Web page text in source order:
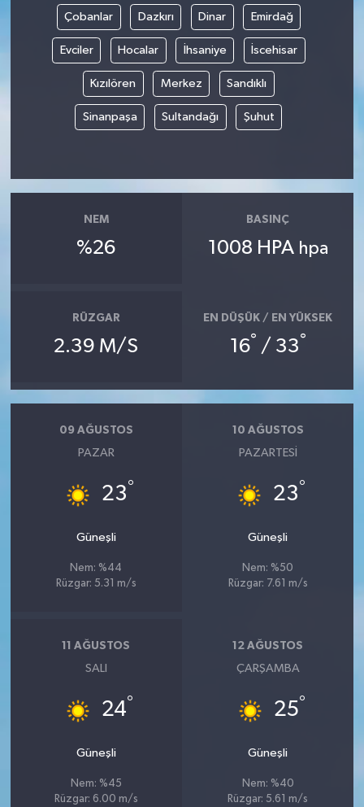
Çobanlar Dazkırı Dinar Emirdağ
Evciler Hocalar İhsaniye İscehisar
Kızılören Merkez Sandıklı
Sinanpaşa Sultandağı Şuhut
NEM
%26
BASINÇ
1008 HPA hpa
RÜZGAR
2.39 M/S
EN DÜŞÜK / EN YÜKSEK
16° / 33°
09 AĞUSTOS
PAZAR
23°
Güneşli
Nem: %44
Rüzgar: 5.31 m/s
10 AĞUSTOS
PAZARTESI
23°
Güneşli
Nem: %50
Rüzgar: 7.61 m/s
11 AĞUSTOS
SALI
24°
Güneşli
Nem: %45
Rüzgar: 6.00 m/s
12 AĞUSTOS
ÇARŞAMBA
25°
Güneşli
Nem: %40
Rüzgar: 5.61 m/s